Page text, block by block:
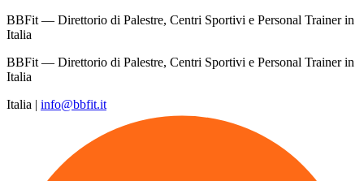
BBFit — Direttorio di Palestre, Centri Sportivi e Personal Trainer in
Italia
BBFit — Direttorio di Palestre, Centri Sportivi e Personal Trainer in
Italia
Italia | info@bbfit.it